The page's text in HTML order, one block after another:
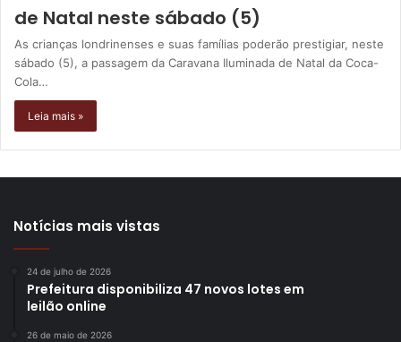
de Natal neste sábado (5)
As crianças londrinenses e suas famílias poderão prestigiar, neste
sábado (5), a passagem da Caravana Iluminada de Natal da Coca-
Cola…
Leia mais »
Notícias mais vistas
24 de julho de 2026
Prefeitura disponibiliza 47 novos lotes em
leilão online
26 de maio de 2026